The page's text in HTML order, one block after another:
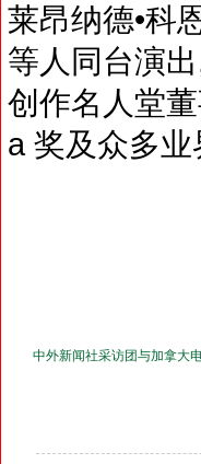
莱昂纳德•科
等人同台演
创作名人堂
a 奖及众多业
中外新闻社采访团与加拿大电